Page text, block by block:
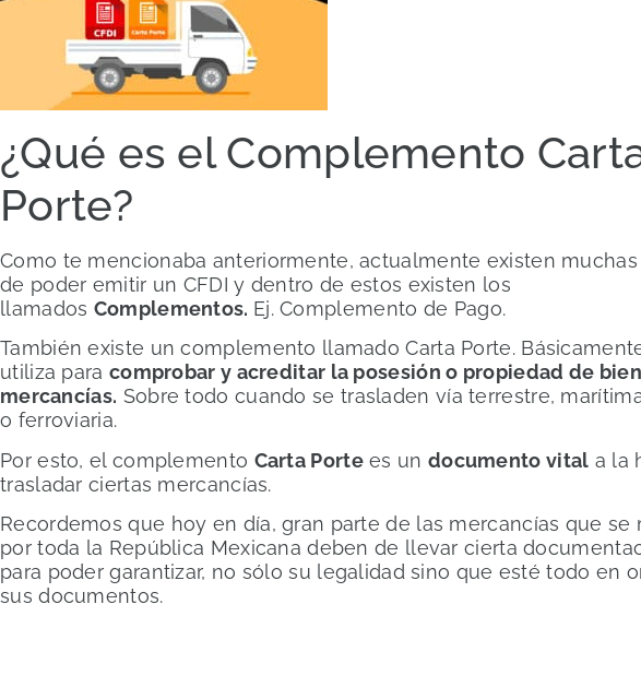
¿Qué es el Complemento
Porte?
Como te mencionaba anteriormente, actualmente existen
de poder emitir un CFDI y dentro de estos existen los
llamados Complementos. Ej. Complemento de Pago.
También existe un complemento llamado Carta Porte.
utiliza para comprobar y acreditar la posesión o propiedad de
mercancías. Sobre todo cuando se trasladen vía terrestre,
o ferroviaria.
Por esto, el complemento Carta Portees un documento vital a la
trasladar ciertas mercancías.
Recordemos que hoy en día, gran parte de las mercancías que se
por toda la República Mexicana deben de llevar cierta
para poder garantizar, no sólo su legalidad sino que esté todo en
sus documentos.